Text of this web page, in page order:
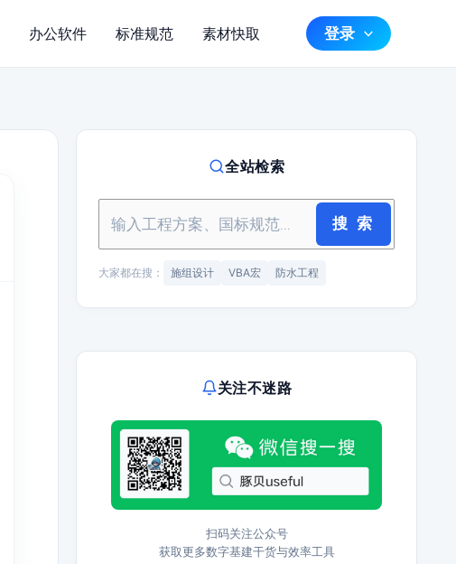
办公软件 标准规范 素材快取 登录
全站检索
搜 索
大家都在搜： 施组设计 VBA宏 防水工程
关注不迷路
扫码关注公众号
获取更多数字基建干货与效率工具